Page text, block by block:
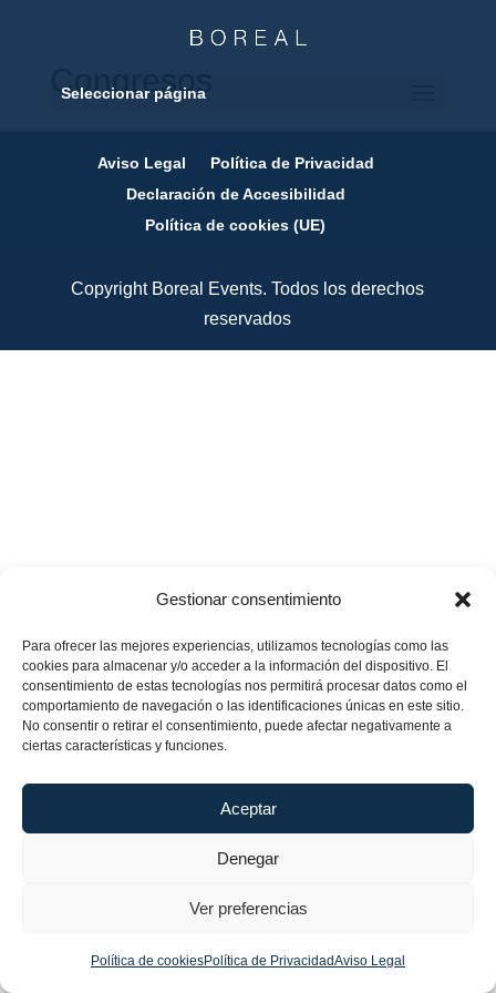
Gestionar consentimiento
Para ofrecer las mejores experiencias, utilizamos tecnologías como las
cookies para almacenar y/o acceder a la información del dispositivo. El
consentimiento de estas tecnologías nos permitirá procesar datos como el
comportamiento de navegación o las identificaciones únicas en este sitio.
No consentir o retirar el consentimiento, puede afectar negativamente a
ciertas características y funciones.
Aceptar
Denegar
Ver preferencias
Política de cookiesPolítica de PrivacidadAviso Legal
Seleccionar página
Congresos
Aviso Legal
Política de Privacidad
Declaración de Accesibilidad
Política de cookies (UE)
Copyright Boreal Events. Todos los derechos
reservados